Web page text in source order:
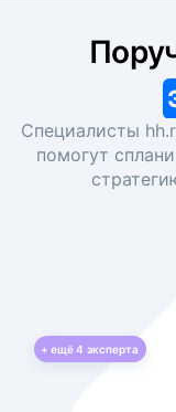
Специалисты
помогут
+ ещё4 эксперта